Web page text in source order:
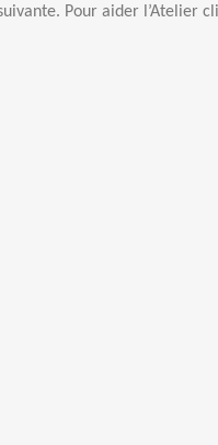
Pour aider l’Atelier